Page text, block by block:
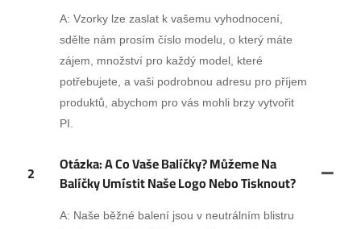
A: Vzorky lze zaslat k vašemu vyhodnocení,
sdělte nám prosím číslo modelu, o který máte
zájem, množství pro každý model, které
potřebujete, a vaši podrobnou adresu pro příjem
produktů, abychom pro vás mohli brzy vytvořit
PI.
2
Otázka: A Co Vaše Balíčky? Můžeme Na
Balíčky Umístit Naše Logo Nebo Tisknout?
A: Naše běžné balení jsou v neutrálním blistru